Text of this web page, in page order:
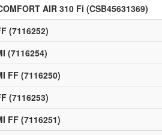
AIR 310 Fi (CSB45631369)
(7116252)
(7116254)
FF (7116250)
(7116253)
FF (7116251)